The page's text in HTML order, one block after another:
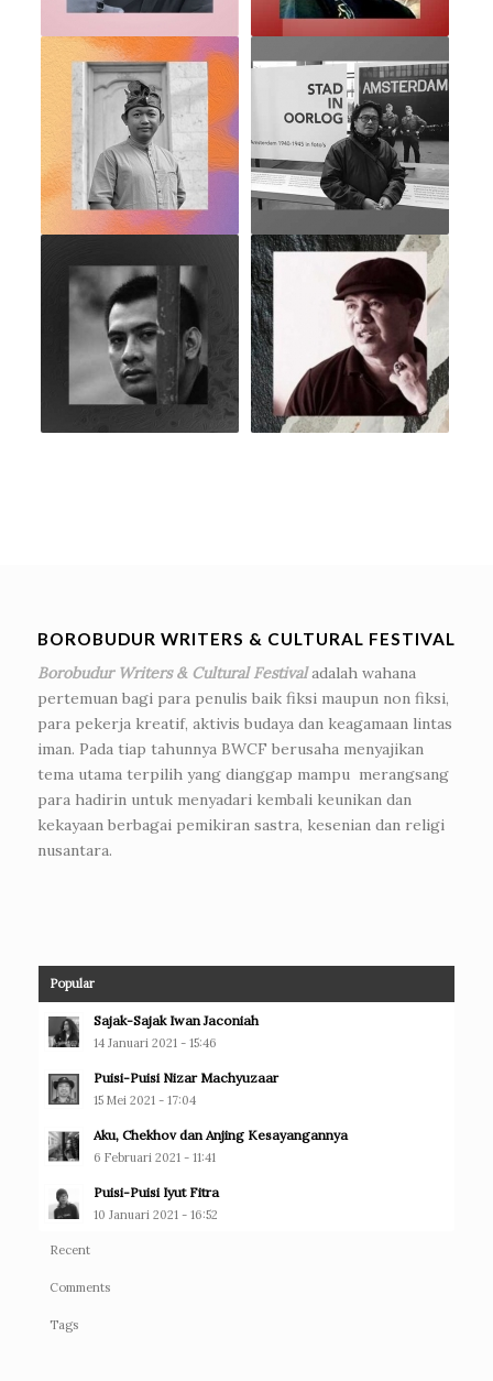
BOROBUDUR WRITERS & CULTURAL FESTIVAL
Borobudur Writers & Cultural Festivaladalah wahana
pertemuan bagi para penulis baik fiksi maupun non fiksi,
para pekerja kreatif, aktivis budaya dan keagamaan lintas
iman. Pada tiap tahunnya BWCF berusaha menyajikan
tema utama terpilih yang dianggap mampu merangsang
para hadirin untuk menyadari kembali keunikan dan
kekayaan berbagai pemikiran sastra, kesenian dan religi
nusantara.
Popular
Sajak-Sajak Iwan Jaconiah
14 Januari 2021 - 15:46
Puisi-Puisi Nizar Machyuzaar
15 Mei 2021 - 17:04
Aku, Chekhov dan Anjing Kesayangannya
6 Februari 2021 - 11:41
Puisi-Puisi Iyut Fitra
10 Januari 2021 - 16:52
Recent
Comments
Tags